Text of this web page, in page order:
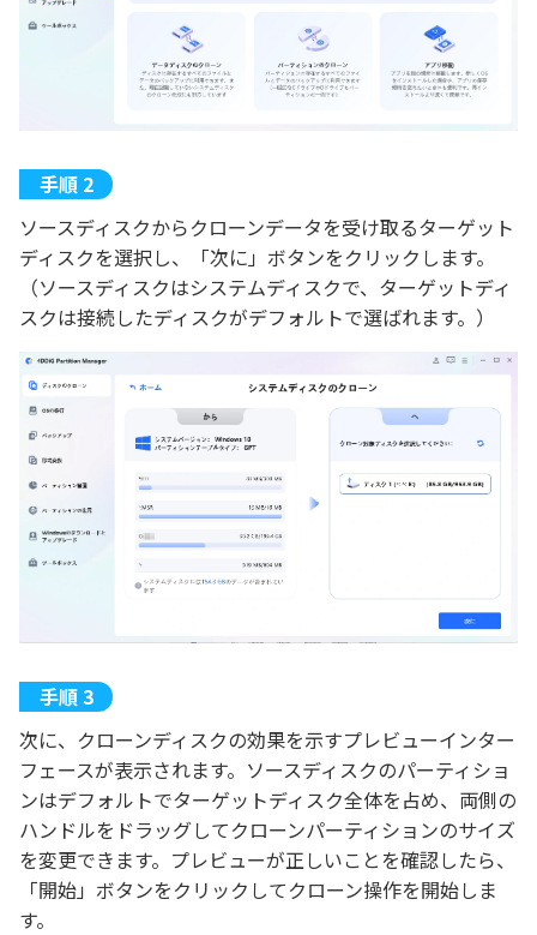
ソースディスクからクローンデータを受け取るターゲット
ディスクを選択し、「次に」ボタンをクリックします。
（ソースディスクはシステムディスクで、ターゲットディ
スクは接続したディスクがデフォルトで選ばれます。）
次に、クローンディスクの効果を示すプレビューインター
フェースが表示されます。ソースディスクのパーティショ
ンはデフォルトでターゲットディスク全体を占め、両側の
ハンドルをドラッグしてクローンパーティションのサイズ
を変更できます。プレビューが正しいことを確認したら、
「開始」ボタンをクリックしてクローン操作を開始しま
す。